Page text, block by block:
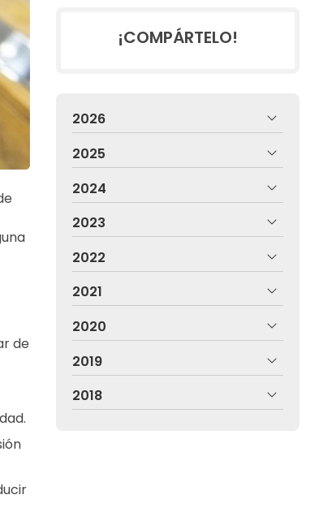
de
¡COMPÁRTELO!
2026
2025
2024
2023
2022
2021
2020
2019
2018